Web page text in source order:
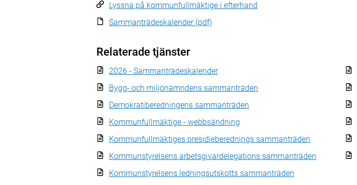
Lyssna på kommunfullmäktige i efterhand
Sammanträdeskalender (pdf)
Relaterade tjänster
2026 - Sammanträdeskalender
Bygg- och miljönämndens sammanträden
Demokratiberedningens sammanträden
Kommunfullmäktige - webbsändning
Kommunfullmäktiges presidieberednings sammanträden
Kommunstyrelsens arbetsgivardelegations sammanträden
Kommunstyrelsens ledningsutskotts sammanträden